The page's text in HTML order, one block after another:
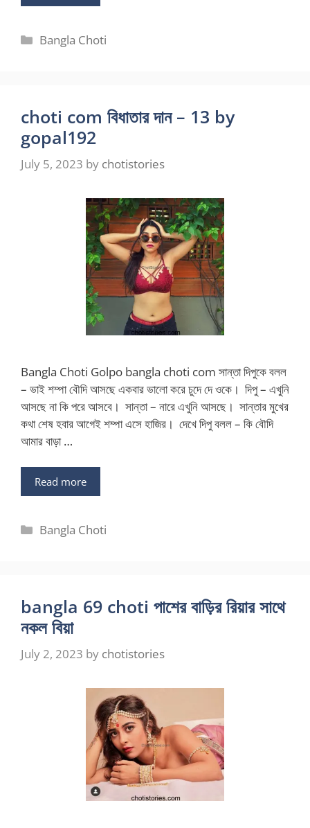
Categories
Bangla Choti
choti com বিধাতার দান – 13 by
gopal192
July 5, 2023 by chotistories
Bangla Choti Golpo bangla choti com সান্তা দিপুকে বলল
– ভাই শম্পা বৌদি আসছে একবার ভালো করে চুদে দে ওকে। দিপু – এখুনি
আসছে না কি পরে আসবে। সান্তা – নারে এখুনি আসছে। সান্তার মুখের
কথা শেষ হবার আগেই শম্পা এসে হাজির। দেখে দিপু বলল – কি বৌদি
আমার বাড়া …
Read more
Categories
Bangla Choti
bangla 69 choti পাশের বাড়ির রিয়ার সাথে
নকল বিয়া
July 2, 2023 by chotistories